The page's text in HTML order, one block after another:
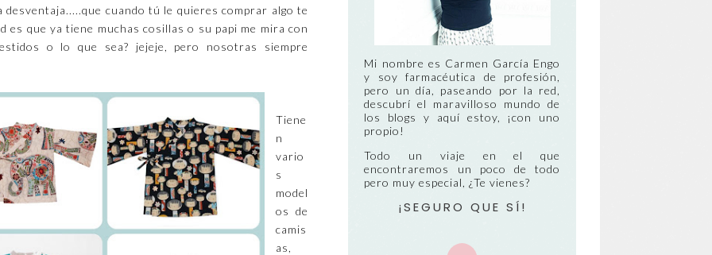
cuando tú le quieres comprar algo te
es que ya tiene muchas cosillas o su papi me mira con
o lo que sea? jejeje, pero nosotras siempre
Tiene
n
vario
s
model
os de
camis
as,
Mi nombre es Carmen García Engo
y soy farmacéutica de profesión,
pero un día, paseando por la red,
descubrí el maravilloso mundo de
los blogs y aquí estoy, ¡con uno
propio!
Todo un viaje en el que
encontraremos un poco de todo
pero muy especial, ¿Te vienes?
¡SEGURO QUE SÍ!